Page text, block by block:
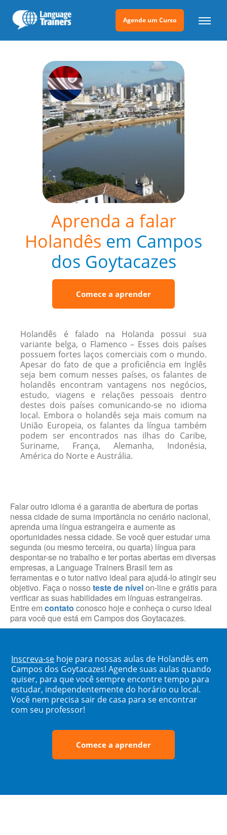
Agende um Curso
Aprenda a falar
Holandês em Campos
dos Goytacazes
Comece a aprender
Holandês é falado na Holanda possui sua
variante belga, o Flamenco – Esses dois países
possuem fortes laços comerciais com o mundo.
Apesar do fato de que a proficiência em Inglês
seja bem comum nesses países, os falantes de
holandês encontram vantagens nos negócios,
estudo, viagens e relações pessoais dentro
destes dois países comunicando-se no idioma
local. Embora o holandês seja mais comum na
União Europeia, os falantes da língua também
podem ser encontrados nas ilhas do Caribe,
Suriname, França, Alemanha, Indonésia,
América do Norte e Austrália.
Falar outro idioma é a garantia de abertura de portas
nessa cidade de suma importância no cenário nacional,
aprenda uma língua estrangeira e aumente as
oportunidades nessa cidade. Se você quer estudar uma
segunda (ou mesmo terceira, ou quarta) língua para
despontar-se no trabalho e ter portas abertas em diversas
empresas, a Language Trainers Brasil tem as
ferramentas e o tutor nativo ideal para ajudá-lo atingir seu
objetivo. Faça o nosso teste de nívelon-line e grátis para
verificar as suas habilidades em línguas estrangeiras.
Entre em contato conosco hoje e conheça o curso ideal
para você que está em Campos dos Goytacazes.
Inscreva-se hoje para nossas aulas de Holandês em
Campos dos Goytacazes! Agende suas aulas quando
quiser, para que você sempre encontre tempo para
estudar, independentemente do horário ou local.
Você nem precisa sair de casa para se encontrar
com seu professor!
Comece a aprender